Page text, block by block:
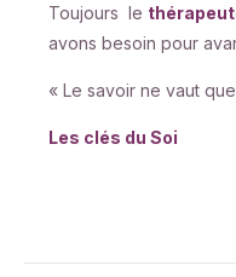
Toujours le
avons besoin pour
« Le savoir ne vaut
Les clés du Soi